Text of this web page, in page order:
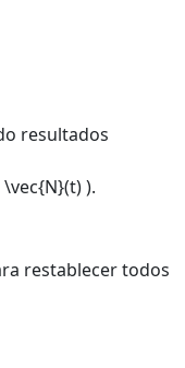
resultados
).
restablecer todos